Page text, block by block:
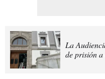
La
de prisión